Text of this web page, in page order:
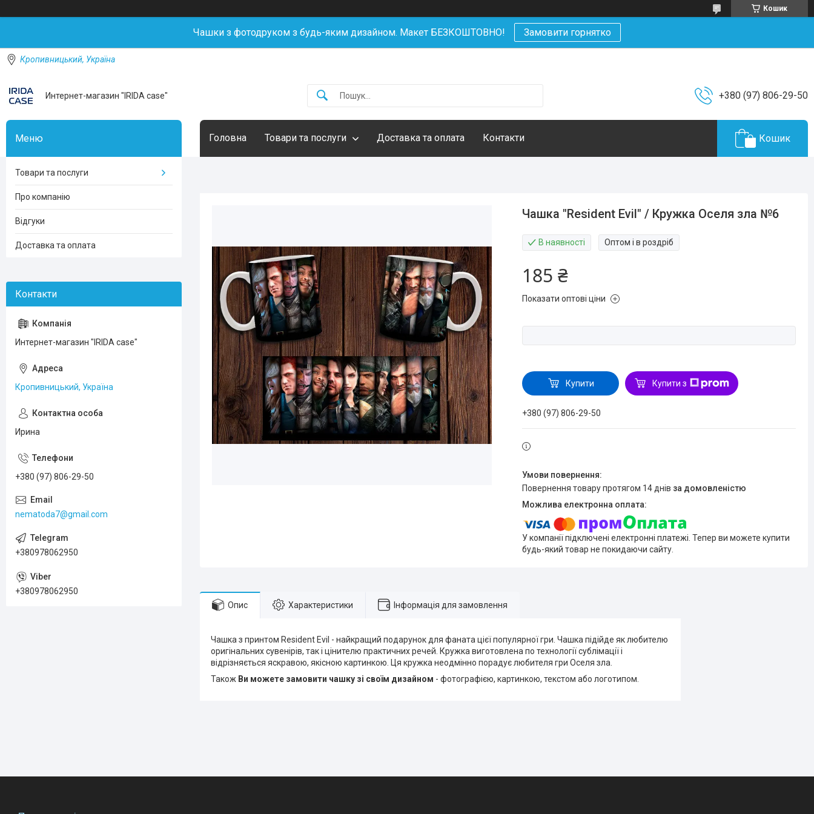
Кошик
Чашки з фотодруком з будь-яким дизайном. Макет БЕЗКОШТОВНО! Замовити горнятко
Кропивницький, Україна
Интернет-магазин "IRIDA case" +380 (97) 806-29-50
Головна Товари та послуги Доставка та оплата Контакти Кошик
Чашка "Resident Evil" / Кружка Оселя зла №6
В наявності Оптом і в роздріб
185 ₴
Показати оптові ціни
Купити Купити з
+380 (97) 806-29-50
повернення товару протягом 14 днів за домовленістю
У компанії підключені електронні платежі. Тепер ви можете купити
будь-який товар не покидаючи сайту.
Опис Характеристики Інформація для замовлення
Чашка з принтом Resident Evil - найкращий подарунок для фаната цієї популярної гри. Чашка підійде як любителю
оригінальних сувенірів, так і цінителю практичних речей. Кружка виготовлена по технології сублімації і
відрізняється яскравою, якісною картинкою. Ця кружка неодмінно порадує любителя гри Оселя зла.
Також Ви можете замовити чашку зі своїм дизайном - фотографією, картинкою, текстом або логотипом.
Товари та послуги
Про компанію
Відгуки
Доставка та оплата
Интернет-магазин "IRIDA case"
Кропивницький, Україна
Ирина
+380 (97) 806-29-50
nematoda7@gmail.com
+380978062950
+380978062950